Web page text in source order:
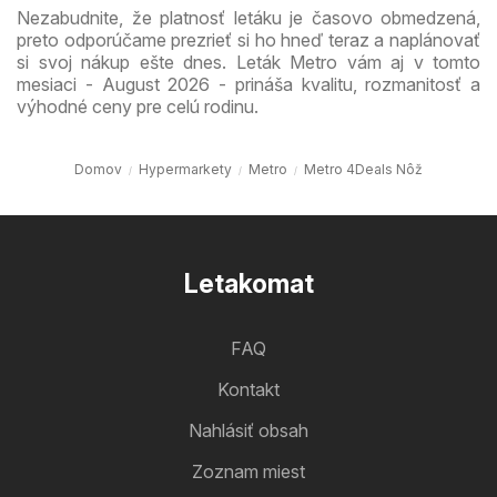
Nezabudnite, že platnosť letáku je časovo obmedzená,
preto odporúčame prezrieť si ho hneď teraz a naplánovať
si svoj nákup ešte dnes. Leták Metro vám aj v tomto
mesiaci - August 2026 - prináša kvalitu, rozmanitosť a
výhodné ceny pre celú rodinu.
Domov Hypermarkety Metro Metro 4Deals Nôž
Letakomat
FAQ
Kontakt
Nahlásiť obsah
Zoznam miest